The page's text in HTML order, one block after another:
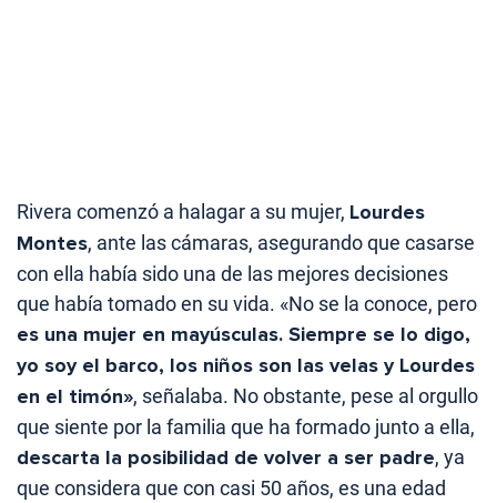
Rivera comenzó a halagar a su mujer, Lourdes
Montes, ante las cámaras, asegurando que casarse
con ella había sido una de las mejores decisiones
que había tomado en su vida. «No se la conoce, pero
es una mujer en mayúsculas. Siempre se lo digo,
yo soy el barco, los niños son las velas y Lourdes
en el timón», señalaba. No obstante, pese al orgullo
que siente por la familia que ha formado junto a ella,
descarta la posibilidad de volver a ser padre, ya
que considera que con casi 50 años, es una edad